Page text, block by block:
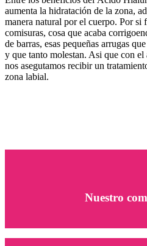
aumenta la hidratación de la zona,
manera natural por el cuerpo. Por si
comisuras, cosa que acaba
de barras, esas pequeñas arrugas
y que tanto molestan. Asi que con
nos asegutamos recibir un
zona labial.
Nuestro